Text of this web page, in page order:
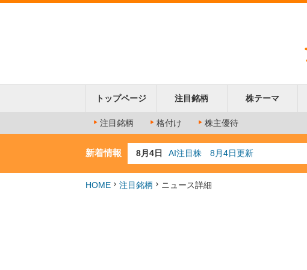
トップページ 注目銘柄 株テーマ
注目銘柄 格付け 株主優待
新着情報 8月4日
AI注目株 8月4日更新
8月3日
人気業種注目株 8月3日更新
7月29日
日経225シグナル点灯
HOME 注目銘柄 ニュース詳細